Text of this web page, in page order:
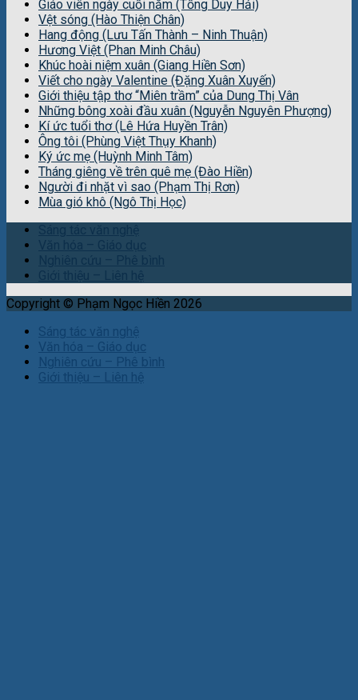
Giáo viên ngày cuối năm (Tống Duy Hải)
Vệt sóng (Hào Thiện Chân)
Hang động (Lưu Tấn Thành – Ninh Thuận)
Hương Việt (Phan Minh Châu)
Khúc hoài niệm xuân (Giang Hiền Sơn)
Viết cho ngày Valentine (Đặng Xuân Xuyến)
Giới thiệu tập thơ “Miên trầm” của Dung Thị Vân
Những bông xoài đầu xuân (Nguyễn Nguyên Phượng)
Kí ức tuổi thơ (Lê Hứa Huyền Trân)
Ông tôi (Phùng Việt Thụy Khanh)
Ký ức mẹ (Huỳnh Minh Tâm)
Tháng giêng về trên quê mẹ (Đào Hiền)
Người đi nhặt vì sao (Phạm Thị Rơn)
Mùa gió khô (Ngô Thị Học)
Copyright © Phạm Ngọc Hiền 2026
Sáng tác văn nghệ
Văn hóa – Giáo dục
Nghiên cứu – Phê bình
Giới thiệu – Liên hệ